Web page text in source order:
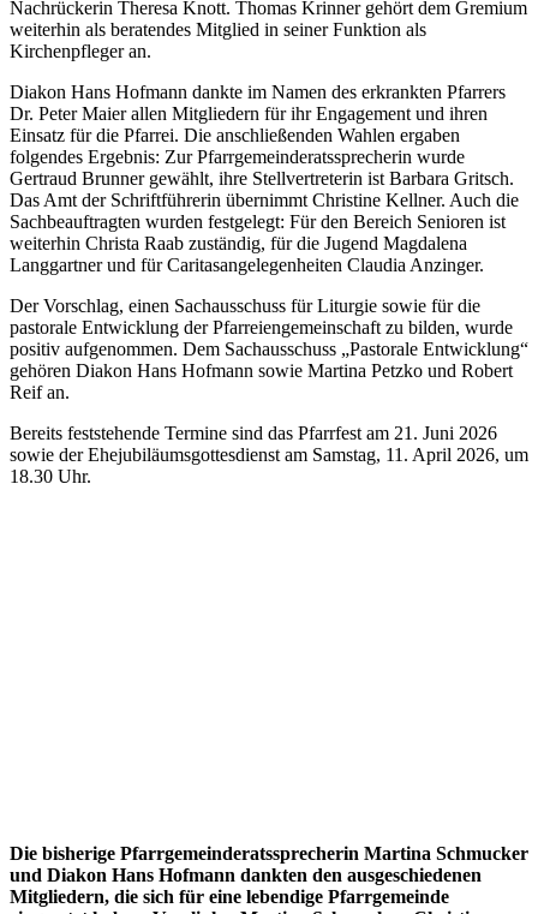
Nachrückerin Theresa Knott. Thomas Krinner gehört dem Gremium
weiterhin als beratendes Mitglied in seiner Funktion als
Kirchenpfleger an.
Diakon Hans Hofmann dankte im Namen des erkrankten Pfarrers
Dr. Peter Maier allen Mitgliedern für ihr Engagement und ihren
Einsatz für die Pfarrei. Die anschließenden Wahlen ergaben
folgendes Ergebnis: Zur Pfarrgemeinderatssprecherin wurde
Gertraud Brunner gewählt, ihre Stellvertreterin ist Barbara Gritsch.
Das Amt der Schriftführerin übernimmt Christine Kellner. Auch die
Sachbeauftragten wurden festgelegt: Für den Bereich Senioren ist
weiterhin Christa Raab zuständig, für die Jugend Magdalena
Langgartner und für Caritasangelegenheiten Claudia Anzinger.
Der Vorschlag, einen Sachausschuss für Liturgie sowie für die
pastorale Entwicklung der Pfarreiengemeinschaft zu bilden, wurde
positiv aufgenommen. Dem Sachausschuss „Pastorale Entwicklung“
gehören Diakon Hans Hofmann sowie Martina Petzko und Robert
Reif an.
Bereits feststehende Termine sind das Pfarrfest am 21. Juni 2026
sowie der Ehejubiläumsgottesdienst am Samstag, 11. April 2026, um
18.30 Uhr.
Die bisherige Pfarrgemeinderatssprecherin Martina Schmucker
und Diakon Hans Hofmann dankten den ausgeschiedenen
Mitgliedern, die sich für eine lebendige Pfarrgemeinde